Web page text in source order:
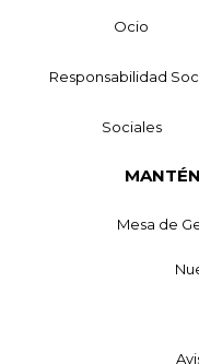
Ocio
Responsabilidad
Sociales
Mesa de